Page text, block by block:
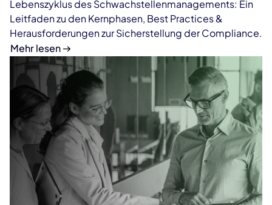
Lebenszyklus des Schwachstellenmanagements: Ein
Leitfaden zu den Kernphasen, Best Practices &
Herausforderungen zur Sicherstellung der Compliance.
Mehr lesen